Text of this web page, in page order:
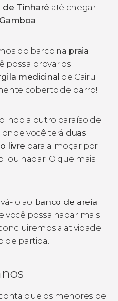
de Tinharé até chegar
Gamboa.
do barco na praia
possa provar os
medicinal de Cairu.
coberto de barro!
indo a outro paraíso de
, onde você terá duas
livre para almoçar por
ou nadar. O que mais
lo ao banco de areia
você possa nadar mais
a atividade
de partida.
que os menores de